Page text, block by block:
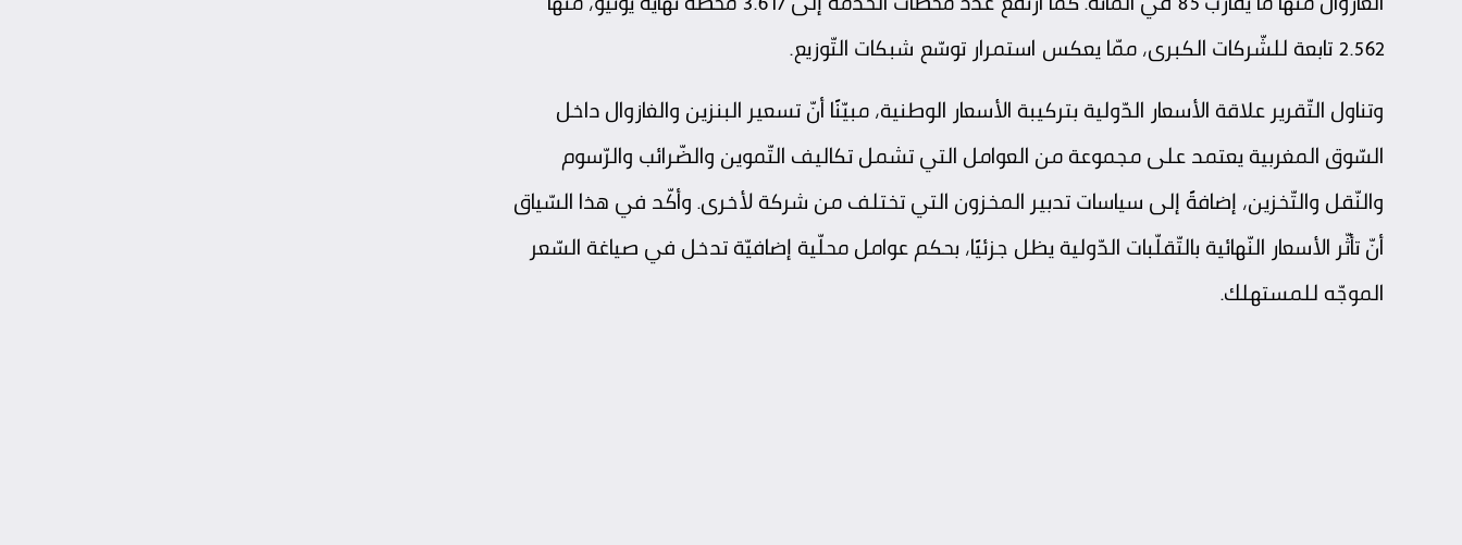
2.562 تابعة للشّركات الكبرى، ممّا يعكس استمرار توسّع شبكات التّوزيع.
وتناول التّقرير علاقة الأسعار الدّولية بتركيبة الأسعار الوطنية، مبيّنًا أنّ تسعير البنزين والغازوال داخل
السّوق المغربية يعتمد على مجموعة من العوامل التي تشمل تكاليف التّموين والضّرائب والرّسوم
والنّقل والتّخزين، إضافةً إلى سياسات تدبير المخزون التي تختلف من شركة لأخرى. وأكّد في هذا السّياق
أنّ تأثّر الأسعار النّهائية بالتّقلّبات الدّولية يظل جزئيًا، بحكم عوامل محلّية إضافيّة تدخل في صياغة السّعر
الموجّه للمستهلك.